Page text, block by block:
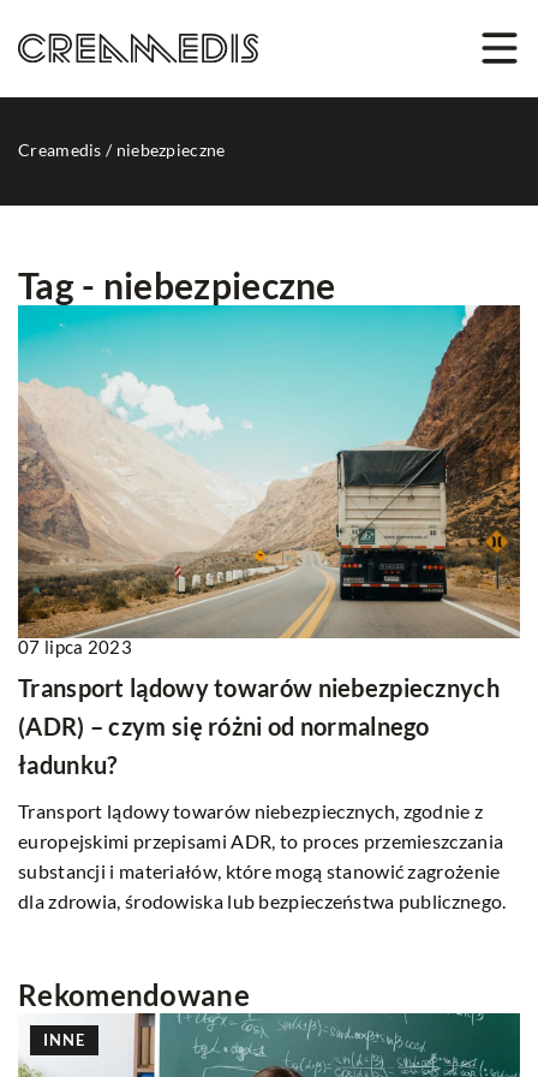
Creamedis / niebezpieczne
Tag - niebezpieczne
07 lipca 2023
Transport lądowy towarów niebezpiecznych
(ADR) – czym się różni od normalnego
ładunku?
Transport lądowy towarów niebezpiecznych, zgodnie z
europejskimi przepisami ADR, to proces przemieszczania
substancji i materiałów, które mogą stanowić zagrożenie
dla zdrowia, środowiska lub bezpieczeństwa publicznego.
Rekomendowane
INNE